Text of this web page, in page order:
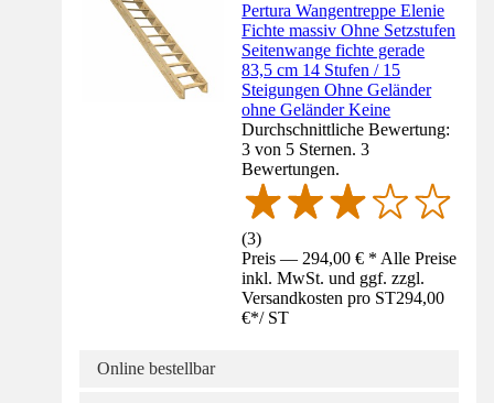
Pertura Wangentreppe Elenie
Fichte massiv Ohne Setzstufen
Seitenwange fichte gerade
83,5 cm 14 Stufen / 15
Steigungen Ohne Geländer
ohne Geländer Keine
Durchschnittliche Bewertung:
3 von 5 Sternen. 3
Bewertungen.
(3)
Preis — 294,00 € * Alle Preise
inkl. MwSt. und ggf. zzgl.
Versandkosten pro ST294,00
€*/ ST
Online bestellbar